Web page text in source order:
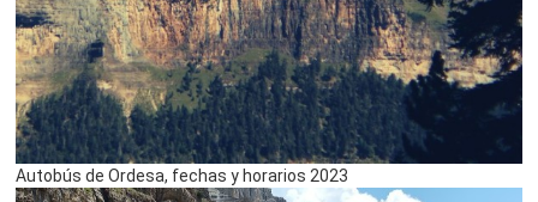
Autobús de Ordesa, fechas y horarios 2023